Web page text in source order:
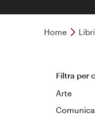
Home Libri
Filtra per
Arte